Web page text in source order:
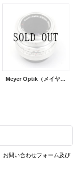
Meyer Optik（メイヤーオプティック）Primotar E（プリモタール）50mm/F3.5
お問い合わせフォーム及び